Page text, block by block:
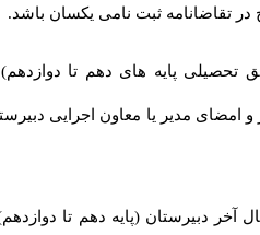
ثبت نامی یکسان باشد.
تحصیلی پایه های دهم تا دوازدهم) از
مدیر یا معاون اجرایی دبیرستان
(پایه دهم تا دوازدهم) با